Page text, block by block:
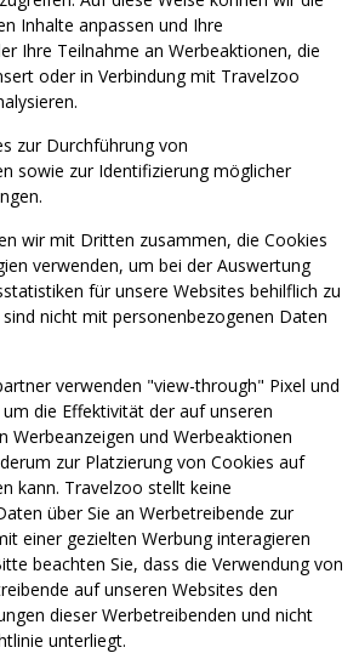
Inhalte anpassen und Ihre
Ihre Teilnahme an Werbeaktionen, die
oder in Verbindung mit Travelzoo
zur Durchführung von
sowie zur Identifizierung möglicher
wir mit Dritten zusammen, die Cookies
verwenden, um bei der Auswertung
für unsere Websites behilflich zu
nicht mit personenbezogenen Daten
verwenden "view-through" Pixel und
die Effektivität der auf unseren
Werbeanzeigen und Werbeaktionen
zur Platzierung von Cookies auf
kann. Travelzoo stellt keine
über Sie an Werbetreibende zur
einer gezielten Werbung interagieren
beachten Sie, dass die Verwendung von
auf unseren Websites den
dieser Werbetreibenden und nicht
unterliegt.